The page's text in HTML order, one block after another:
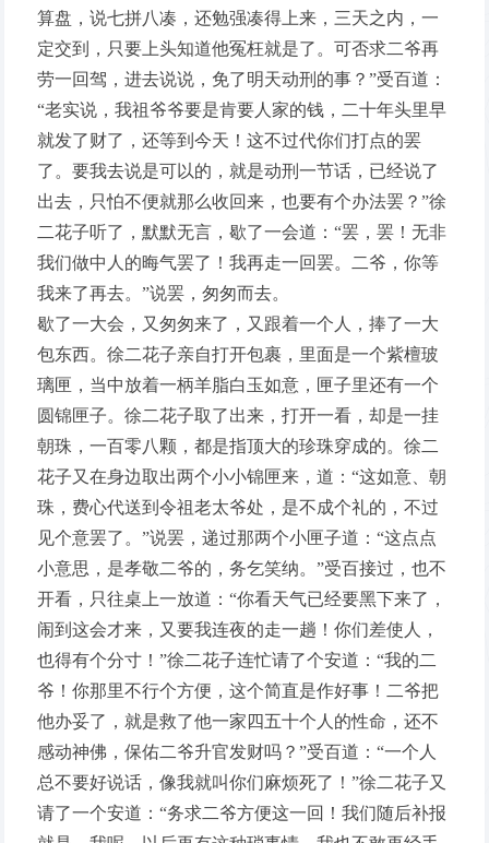
算盘，说七拼八凑，还勉强凑得上来，三天之内，一
定交到，只要上头知道他冤枉就是了。可否求二爷再
劳一回驾，进去说说，免了明天动刑的事？”受百道：
“老实说，我祖爷爷要是肯要人家的钱，二十年头里早
就发了财了，还等到今天！这不过代你们打点的罢
了。要我去说是可以的，就是动刑一节话，已经说了
出去，只怕不便就那么收回来，也要有个办法罢？”徐
二花子听了，默默无言，歇了一会道：“罢，罢！无非
我们做中人的晦气罢了！我再走一回罢。二爷，你等
我来了再去。”说罢，匆匆而去。
歇了一大会，又匆匆来了，又跟着一个人，捧了一大
包东西。徐二花子亲自打开包裹，里面是一个紫檀玻
璃匣，当中放着一柄羊脂白玉如意，匣子里还有一个
圆锦匣子。徐二花子取了出来，打开一看，却是一挂
朝珠，一百零八颗，都是指顶大的珍珠穿成的。徐二
花子又在身边取出两个小小锦匣来，道：“这如意、朝
珠，费心代送到令祖老太爷处，是不成个礼的，不过
见个意罢了。”说罢，递过那两个小匣子道：“这点点
小意思，是孝敬二爷的，务乞笑纳。”受百接过，也不
开看，只往桌上一放道：“你看天气已经要黑下来了，
闹到这会才来，又要我连夜的走一趟！你们差使人，
也得有个分寸！”徐二花子连忙请了个安道：“我的二
爷！你那里不行个方便，这个简直是作好事！二爷把
他办妥了，就是救了他一家四五十个人的性命，还不
感动神佛，保佑二爷升官发财吗？”受百道：“一个人
总不要好说话，像我就叫你们麻烦死了！”徐二花子又
请了一个安道：“务求二爷方便这一回！我们随后补报